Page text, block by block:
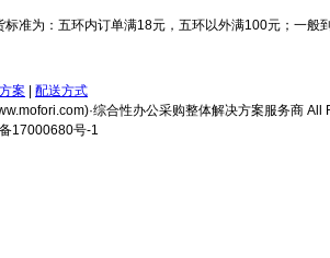
标准为：五环内订单满18元，五环以外满100元；一般
案 | 配送方式
综合性办公采购整体解决方案服务商 All
17000680号-1